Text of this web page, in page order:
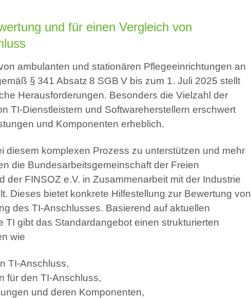
und für einen Vergleich von
ambulanten und stationären Pflegeeinrichtungen an
§ 341 Absatz 8 SGB V bis zum 1. Juli 2025 stellt
Herausforderungen. Besonders die Vielzahl der
TI-Dienstleistern und Softwareherstellern erschwert
und Komponenten erheblich.
diesem komplexen Prozess zu unterstützen und mehr
die Bundesarbeitsgemeinschaft der Freien
der FINSOZ e.V. in Zusammenarbeit mit der Industrie
Dieses bietet konkrete Hilfestellung zur Bewertung von
des TI-Anschlusses. Basierend auf aktuellen
TI gibt das Standardangebot einen strukturierten
wie
TI-Anschluss,
für den TI-Anschluss,
und deren Komponenten,